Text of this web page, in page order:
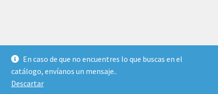
Política de privacidad
Creado con Storefront y
WooCommerce.
En caso de que no encuentres lo que buscas en el
catálogo, envíanos un mensaje..
Descartar